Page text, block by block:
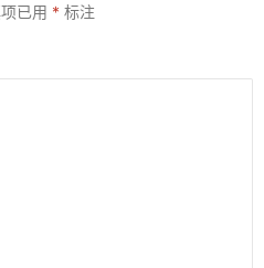
已用 * 标注